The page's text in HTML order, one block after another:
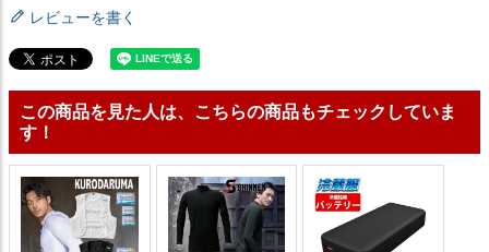
レビューを書く
この商品を見た人は、こちらの商品もチェックしていま
す！